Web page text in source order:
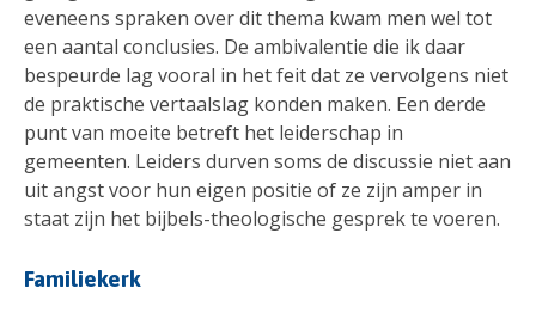
eveneens spraken over dit thema kwam men wel tot
een aantal conclusies. De ambivalentie die ik daar
bespeurde lag vooral in het feit dat ze vervolgens niet
de praktische vertaalslag konden maken. Een derde
punt van moeite betreft het leiderschap in
gemeenten. Leiders durven soms de discussie niet aan
uit angst voor hun eigen positie of ze zijn amper in
staat zijn het bijbels-theologische gesprek te voeren.
Familiekerk